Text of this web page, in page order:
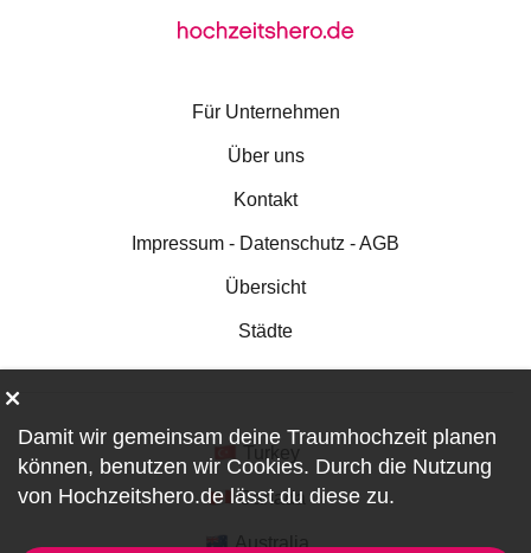
Für Unternehmen
Über uns
Kontakt
Impressum - Datenschutz - AGB
Übersicht
Städte
Canada
Australia
Damit wir gemeinsam deine Traumhochzeit planen
können, benutzen wir Cookies. Durch die Nutzung
von Hochzeitshero.de lässt du diese zu.